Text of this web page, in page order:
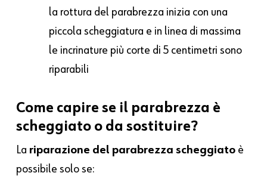
la rottura del parabrezza inizia con una
piccola scheggiatura e in linea di massima
le incrinature più corte di 5 centimetri sono
riparabili
Come capire se il parabrezza è
scheggiato o da sostituire?
La riparazione del parabrezza scheggiato è
possibile solo se: